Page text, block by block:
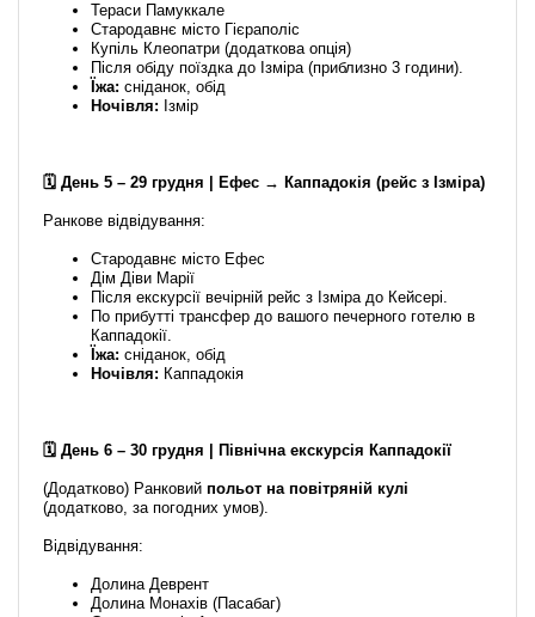
Тераси Памуккале
Стародавнє місто Гієраполіс
Купіль Клеопатри (додаткова опція)
Після обіду поїздка до Ізміра (приблизно 3 години).
Їжа: сніданок, обід
Ночівля: Ізмір
🗓️ День 5 – 29 грудня | Ефес → Каппадокія (рейс з Ізміра)
Ранкове відвідування:
Стародавнє місто Ефес
Дім Діви Марії
Після екскурсії вечірній рейс з Ізміра до Кейсері.
По прибутті трансфер до вашого печерного готелю в
Каппадокії.
Їжа: сніданок, обід
Ночівля: Каппадокія
🗓️ День 6 – 30 грудня | Північна екскурсія Каппадокії
(Додатково) Ранковий польот на повітряній кулі
(додатково, за погодних умов).
Відвідування:
Долина Деврент
Долина Монахів (Пасабаг)